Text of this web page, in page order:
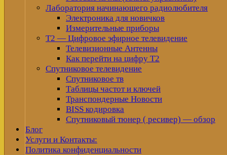
Лаборатория начинающего радиолюбителя
Электроника для новичков
Измерительные приборы
Т2 — Цифровое эфирное телевидение
Телевизионные Антенны
Как перейти на цифру Т2
Спутниковое телевидение
Спутниковое тв
Таблицы частот и ключей
Транспондерные Новости
BISS кодировка
Спутниковый тюнер ( ресивер) — обзор
Блог
Услуги и Контакты:
Политика конфиденциальности